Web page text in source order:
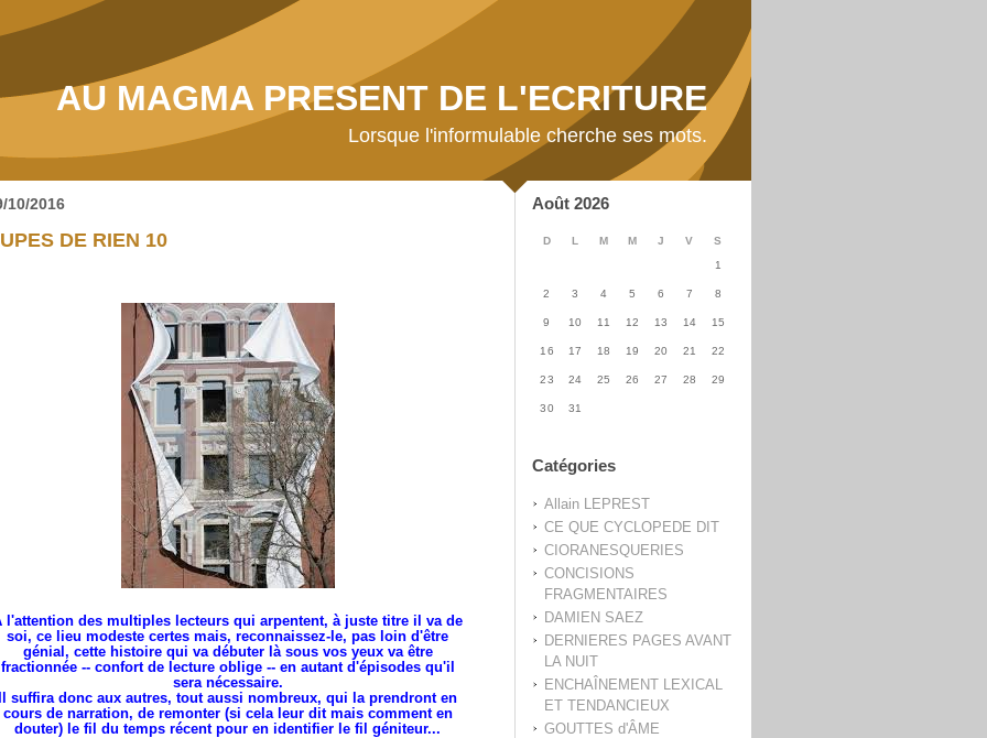
AU MAGMA PRESENT DE L'ECRITURE
Lorsque l'informulable cherche ses mots.
Août 2026
D L M M J V
S
1
2 3 4 5 6 7 8
9 10 11 12 13 14 15
16 17 18 19 20 21 22
23 24 25 26 27 28 29
30 31
Catégories
Allain LEPREST
CE QUE CYCLOPEDE DIT
CIORANESQUERIES
CONCISIONS
FRAGMENTAIRES
DAMIEN SAEZ
DERNIERES PAGES AVANT
LA NUIT
ENCHAÎNEMENT LEXICAL
ET TENDANCIEUX
GOUTTES d'ÂME
10/2016
DE RIEN 10
l'attention des multiples lecteurs qui arpentent, à juste titre il va de
soi, ce lieu modeste certes mais, reconnaissez-le, pas loin d'être
génial, cette histoire qui va débuter là sous vos yeux va être
fractionnée -- confort de lecture oblige -- en autant d'épisodes qu'il
sera nécessaire.
suffira donc aux autres, tout aussi nombreux, qui la prendront en
cours de narration, de remonter (si cela leur dit mais comment en
douter) le fil du temps récent pour en identifier le fil géniteur...